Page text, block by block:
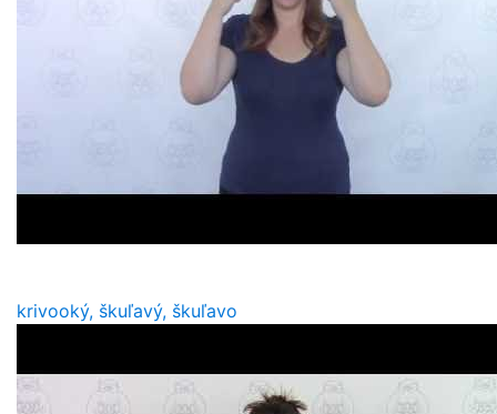
krivooký, škuľavý, škuľavo